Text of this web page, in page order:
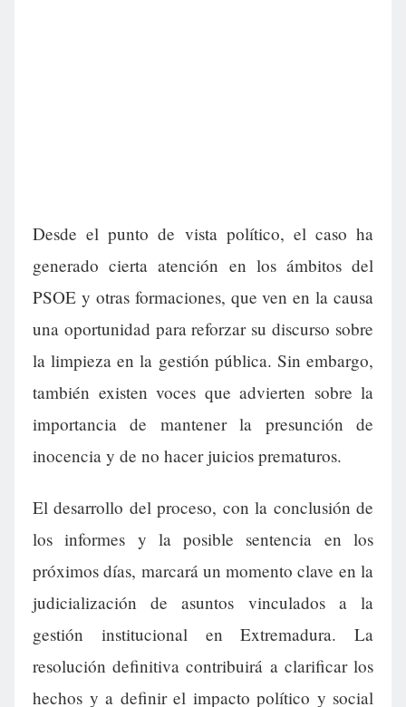
Desde el punto de vista político, el caso ha
generado cierta atención en los ámbitos del
PSOE y otras formaciones, que ven en la causa
una oportunidad para reforzar su discurso sobre
la limpieza en la gestión pública. Sin embargo,
también existen voces que advierten sobre la
importancia de mantener la presunción de
inocencia y de no hacer juicios prematuros.
El desarrollo del proceso, con la conclusión de
los informes y la posible sentencia en los
próximos días, marcará un momento clave en la
judicialización de asuntos vinculados a la
gestión institucional en Extremadura. La
resolución definitiva contribuirá a clarificar los
hechos y a definir el impacto político y social